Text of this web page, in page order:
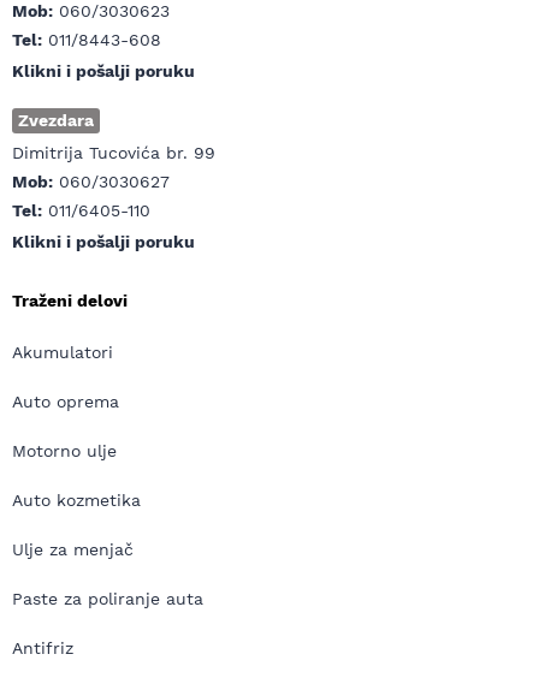
Mob: 060/3030623
Tel: 011/8443-608
Klikni i pošalji poruku
Zvezdara
Dimitrija Tucovića br. 99
Mob: 060/3030627
Tel: 011/6405-110
Klikni i pošalji poruku
Traženi delovi
Akumulatori
Auto oprema
Motorno ulje
Auto kozmetika
Ulje za menjač
Paste za poliranje auta
Antifriz